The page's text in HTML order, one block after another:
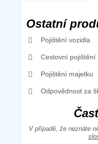
Ostatní
Pojištění vozidla
Cestovní pojištění
Pojištění majetku
Odpovědnost za
V případě, že neznáte